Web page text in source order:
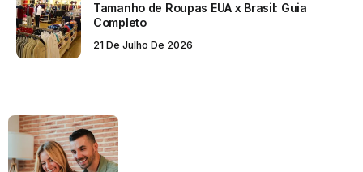
Tamanho de Roupas EUA x Brasil: Guia
Completo
21 De Julho De 2026